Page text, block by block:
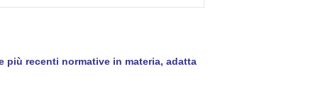
più recenti normative in materia, adatta